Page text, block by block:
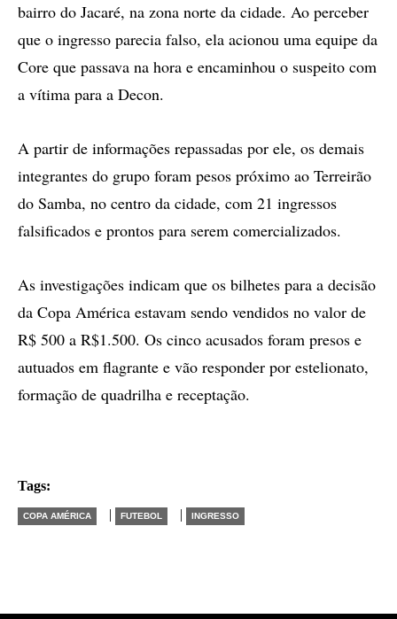
bairro do Jacaré, na zona norte da cidade. Ao perceber
que o ingresso parecia falso, ela acionou uma equipe da
Core que passava na hora e encaminhou o suspeito com
a vítima para a Decon.
A partir de informações repassadas por ele, os demais
integrantes do grupo foram pesos próximo ao Terreirão
do Samba, no centro da cidade, com 21 ingressos
falsificados e prontos para serem comercializados.
As investigações indicam que os bilhetes para a decisão
da Copa América estavam sendo vendidos no valor de
R$ 500 a R$1.500. Os cinco acusados foram presos e
autuados em flagrante e vão responder por estelionato,
formação de quadrilha e receptação.
Tags:
COPA AMÉRICA | FUTEBOL | INGRESSO